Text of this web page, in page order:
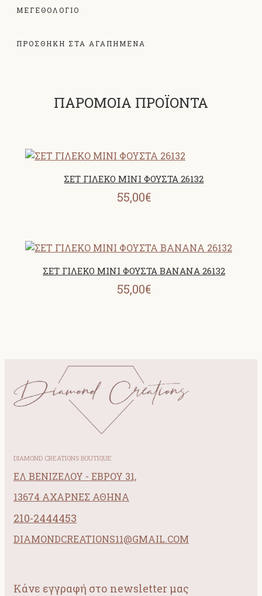
ΜΕΓΕΘΟΛΌΓΙΟ
ΠΡΟΣΘΗΚΗ ΣΤΑ ΑΓΑΠΗΜΕΝΑ
ΠΑΡΟΜΟΙΑ ΠΡΟΪΟΝΤΑ
ΣΕΤ ΓΙΛΕΚΟ MINI ΦΟΥΣΤΑ 26132
55,00€
ΣΕΤ ΓΙΛΕΚΟ MINI ΦΟΥΣΤΑ BANANA 26132
55,00€
DIAMOND CREATIONS BOUTIQUE
ΕΛ ΒΕΝΙΖΕΛΟΥ - ΕΒΡΟΥ 31,
13674 ΑΧΑΡΝΕΣ ΑΘΗΝΑ
210-2444453
DIAMONDCREATIONS11@GMAIL.COM
Κάνε εγγραφή στο newsletter μας